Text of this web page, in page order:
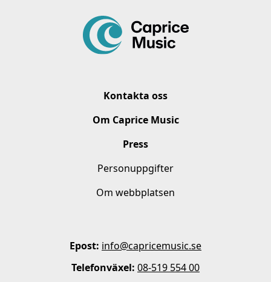
Kontakta oss
Om Caprice Music
Press
Personuppgifter
Om webbplatsen
Epost: info@capricemusic.se
Telefonväxel: 08-519 554 00